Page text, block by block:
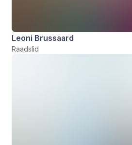
Leoni Brussaard
Raadslid